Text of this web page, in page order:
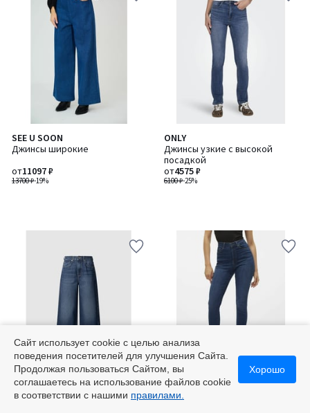
SEE U SOON
Джинсы широкие
13700 ₽-19%
от11097 ₽
ONLY
Джинсы узкие с высокой
посадкой
6100 ₽-25%
от4575 ₽
PEPE JEANS
Джинсы с широкими
VERO MODA
Джинсы узкие с высокой
Сайт использует cookie с целью анализа
поведения посетителей для улучшения Сайта.
Продолжая пользоваться Сайтом, вы
соглашаетесь на использование файлов cookie
в соответствии с нашими правилами.
Хорошо